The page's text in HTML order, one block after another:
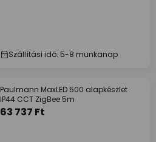
Szállítási idő: 5-8 munkanap
Paulmann MaxLED 500 alapkészlet
IP44 CCT ZigBee 5m
63 737 Ft